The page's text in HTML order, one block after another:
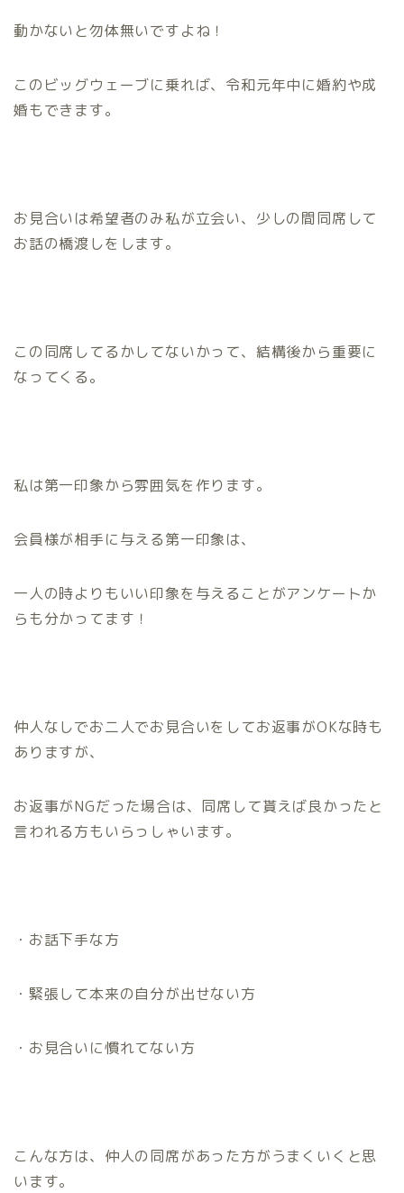
動かないと勿体無いですよね！
このビッグウェーブに乗れば、令和元年中に婚約や成
婚もできます。
お見合いは希望者のみ私が立会い、少しの間同席して
お話の橋渡しをします。
この同席してるかしてないかって、結構後から重要に
なってくる。
私は第一印象から雰囲気を作ります。
会員様が相手に与える第一印象は、
一人の時よりもいい印象を与えることがアンケートか
らも分かってます！
仲人なしでお二人でお見合いをしてお返事がOKな時も
ありますが、
お返事がNGだった場合は、同席して貰えば良かったと
言われる方もいらっしゃいます。
・お話下手な方
・緊張して本来の自分が出せない方
・お見合いに慣れてない方
こんな方は、仲人の同席があった方がうまくいくと思
います。